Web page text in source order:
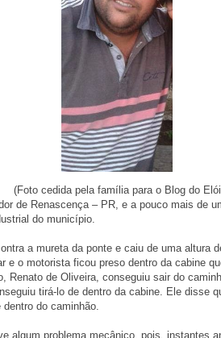
(Foto cedida pela família para o Blog do
de Renascença – PR, e a pouco mais de
do município.
a mureta da ponte e caiu de uma altura
e o motorista ficou preso dentro da cabine
Renato de Oliveira, conseguiu sair do
tirá-lo de dentro da cabine. Ele disse
do caminhão.
algum problema mecânico, pois, instantes